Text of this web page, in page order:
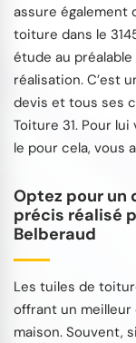
assure également
toiture dans le
étude au
réalisation. C’est
devis et tous ses
Toiture 31. Pour
le pour cela, vous
Optez pour
précis réalisé
Belberaud
Les tuiles de
offrant un meilleur
maison. Souvent,